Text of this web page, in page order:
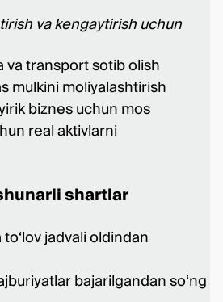
va kengaytirish uchun
va transport sotib olish
mulkini moliyalashtirish
biznes uchun mos
real aktivlarni
shartlar
jadvali oldindan
bajarilgandan so‘ng